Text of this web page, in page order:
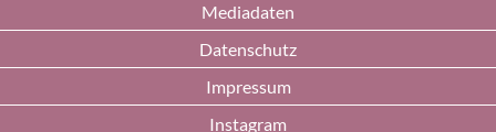
Mediadaten
Datenschutz
Impressum
Instagram